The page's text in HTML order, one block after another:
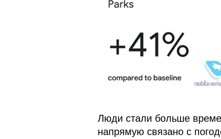
Люди стали больше
напрямую связано с